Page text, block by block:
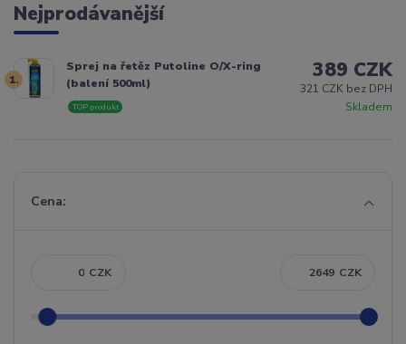
Nejprodávanější
1.
Sprej na řetěz Putoline O/X-ring
(balení 500ml)
Skladem
TOP produkt
389 CZK
321 CZK bez DPH
Cena:
CZK CZK